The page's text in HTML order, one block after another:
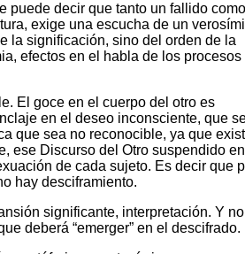
puede decir que tanto un fallido
exige una escucha de un
la significación, sino del orden de la
efectos en el habla de los procesos
El goce en el cuerpo del otro es
en el deseo inconsciente, que
que sea no reconocible, ya que
ese Discurso del Otro suspendido
de cada sujeto. Es decir que
hay desciframiento.
significante, interpretación. Y
deberá “emerger” en el descifrado.